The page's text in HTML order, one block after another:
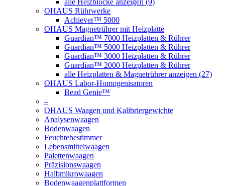
alle Heizblöcke anzeigen (9)
OHAUS Rührwerke
Achiever™ 5000
OHAUS Magnetrührer mit Heizplatte
Guardian™ 7000 Heizplatten & Rührer
Guardian™ 5000 Heizplatten & Rührer
Guardian™ 3000 Heizplatten & Rührer
Guardian™ 2000 Heizplatten & Rührer
alle Heizplatten & Magnetrührer anzeigen (27)
OHAUS Labor-Homogenisatoren
Bead Genie™
–
OHAUS Waagen und Kalibriergewichte
Analysenwaagen
Bodenwaagen
Feuchtebestimmer
Lebensmittelwaagen
Palettenwaagen
Präzisionswaagen
Halbmikrowaagen
Bodenwaagenplattformen